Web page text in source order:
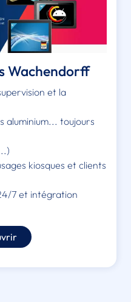
Wachendorff
et la
aluminium... toujours
kiosques et clients
7 et intégration